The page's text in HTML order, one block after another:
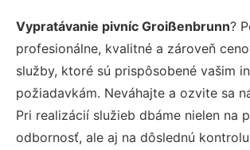
Vypratávanie pivníc Groißenbrunn?
profesionálne, kvalitné a zároveň
služby, ktoré sú prispôsobené vašim
požiadavkám. Neváhajte a ozvite sa
Pri realizácií služieb dbáme nielen na
odbornosť, ale aj na dôslednú